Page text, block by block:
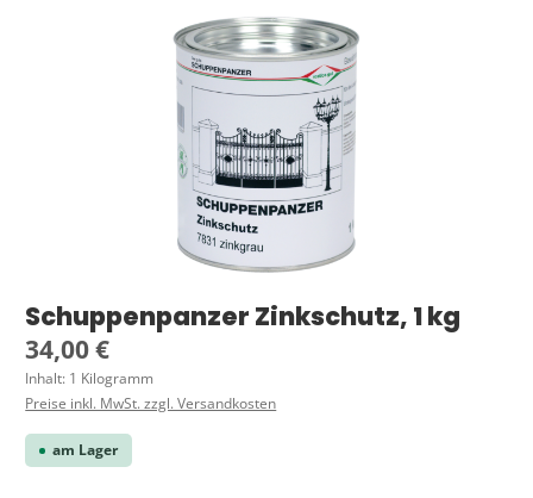
Bildergalerie überspringen
Schuppenpanzer Zinkschutz, 1 kg
Regulärer Preis:
34,00 €
Inhalt: 1 Kilogramm
Preise inkl. MwSt. zzgl. Versandkosten
am Lager